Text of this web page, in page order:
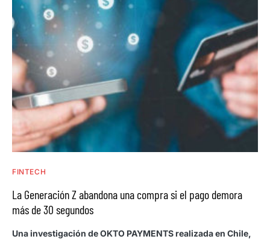
FINTECH
La Generación Z abandona una compra si el pago demora
más de 30 segundos
Una investigación de OKTO PAYMENTS realizada en Chile,